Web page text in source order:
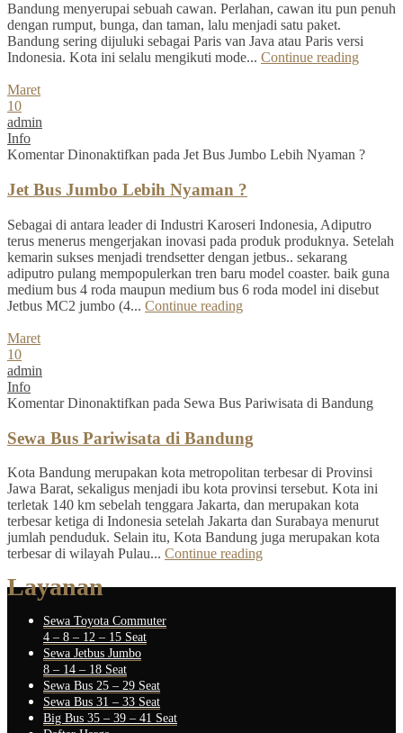
Bandung menyerupai sebuah cawan. Perlahan, cawan itu pun penuh
dengan rumput, bunga, dan taman, lalu menjadi satu paket.
Bandung sering dijuluki sebagai Paris van Java atau Paris versi
Indonesia. Kota ini selalu mengikuti mode... Continue reading
Maret
10
admin
Info
Komentar Dinonaktifkan pada Jet Bus Jumbo Lebih Nyaman ?
Jet Bus Jumbo Lebih Nyaman ?
Sebagai di antara leader di Industri Karoseri Indonesia, Adiputro
terus menerus mengerjakan inovasi pada produk produknya. Setelah
kemarin sukses menjadi trendsetter dengan jetbus.. sekarang
adiputro pulang mempopulerkan tren baru model coaster. baik guna
medium bus 4 roda maupun medium bus 6 roda model ini disebut
Jetbus MC2 jumbo (4... Continue reading
Maret
10
admin
Info
Komentar Dinonaktifkan pada Sewa Bus Pariwisata di Bandung
Sewa Bus Pariwisata di Bandung
Kota Bandung merupakan kota metropolitan terbesar di Provinsi
Jawa Barat, sekaligus menjadi ibu kota provinsi tersebut. Kota ini
terletak 140 km sebelah tenggara Jakarta, dan merupakan kota
terbesar ketiga di Indonesia setelah Jakarta dan Surabaya menurut
jumlah penduduk. Selain itu, Kota Bandung juga merupakan kota
terbesar di wilayah Pulau... Continue reading
Layanan
Sewa Toyota Commuter
4 – 8 – 12 – 15 Seat
Sewa Jetbus Jumbo
8 – 14 – 18 Seat
Sewa Bus 25 – 29 Seat
Sewa Bus 31 – 33 Seat
Big Bus 35 – 39 – 41 Seat